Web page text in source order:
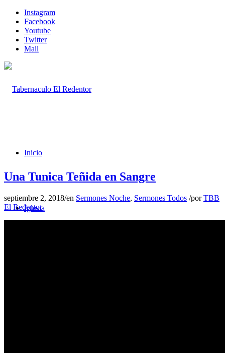
Instagram
Facebook
Youtube
Twitter
Mail
Inicio
Iglesia
Una Tunica Teñida en Sangre
septiembre 2, 2018/en Sermones Noche, Sermones Todos /porTBB
El Redentor